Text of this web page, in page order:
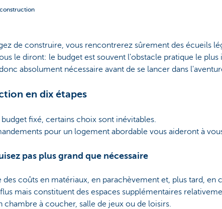
de construire, vous rencontrerez sûrement des écueils
le diront: le budget est souvent l'obstacle pratique le
absolument nécessaire avant de se lancer dans
en dix étapes
fixé, certains choix sont inévitables.
pour un logement abordable vous aideront à
pas plus grand que nécessaire
des coûts en matériaux, en parachèvement et, plus tard, en
mais constituent des espaces supplémentaires
chambre à coucher, salle de jeux ou de loisirs.